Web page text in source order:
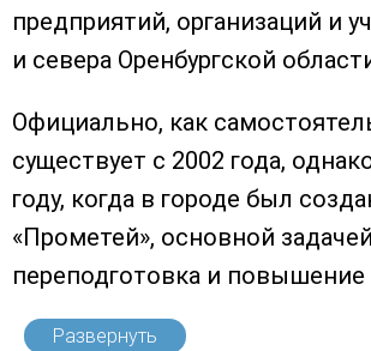
предприятий, организаций и
и севера Оренбургской
Официально, как
существует с 2002 года,
году, когда в городе был
«Прометей», основной
переподготовка и
Развернуть